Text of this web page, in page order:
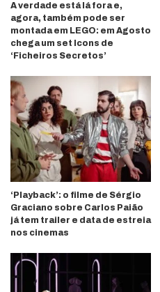
A verdade está lá fora e,
agora, também pode ser
montada em LEGO: em Agosto
chega um set Icons de
‘Ficheiros Secretos’
‘Playback’: o filme de Sérgio
Graciano sobre Carlos Paião
já tem trailer e data de estreia
nos cinemas